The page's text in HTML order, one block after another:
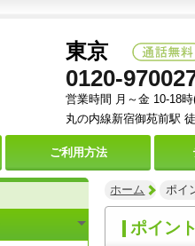
東京
0120-
営業時間 月～金 10-18
丸の内線新宿御苑前駅
ご利用方法
ホーム ポイ
ポイン